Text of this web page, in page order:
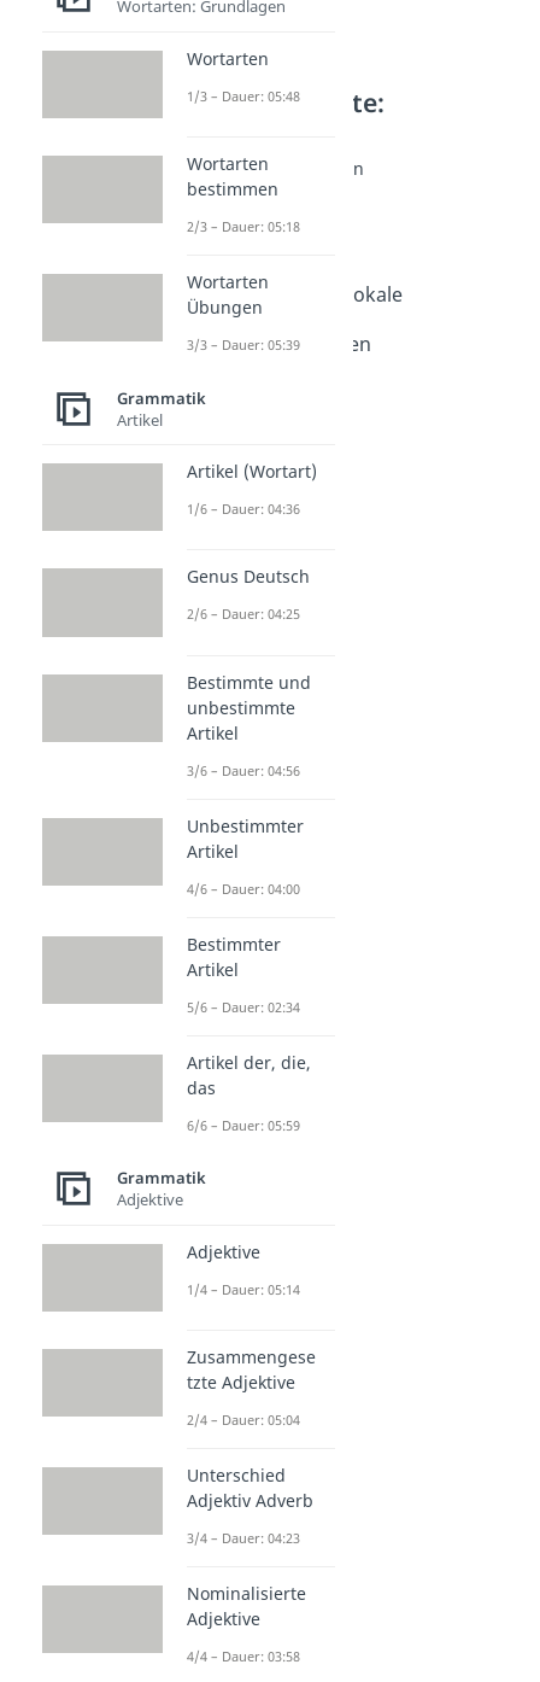
Weitere Inhalte:
Vokale & Konsonanten
Vokale
Dauer: 03:47
Lange und kurze Vokale
Dauer: 05:16
Doppelkonsonanten
Wortarten: Grundlagen
Wortarten
1/3 – Dauer: 05:48
Wortarten
bestimmen
2/3 – Dauer: 05:18
Wortarten
Übungen
3/3 – Dauer: 05:39
Grammatik
Artikel
Artikel (Wortart)
1/6 – Dauer: 04:36
Genus Deutsch
2/6 – Dauer: 04:25
Bestimmte und
unbestimmte
Artikel
3/6 – Dauer: 04:56
Unbestimmter
Artikel
4/6 – Dauer: 04:00
Bestimmter
Artikel
5/6 – Dauer: 02:34
Artikel der, die,
das
6/6 – Dauer: 05:59
Grammatik
Adjektive
Adjektive
1/4 – Dauer: 05:14
Zusammengese
tzte Adjektive
2/4 – Dauer: 05:04
Unterschied
Adjektiv Adverb
3/4 – Dauer: 04:23
Nominalisierte
Adjektive
4/4 – Dauer: 03:58